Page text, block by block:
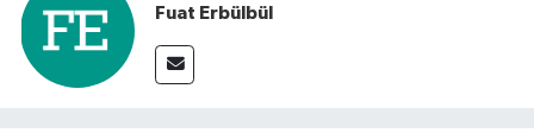
Fuat Erbülbül